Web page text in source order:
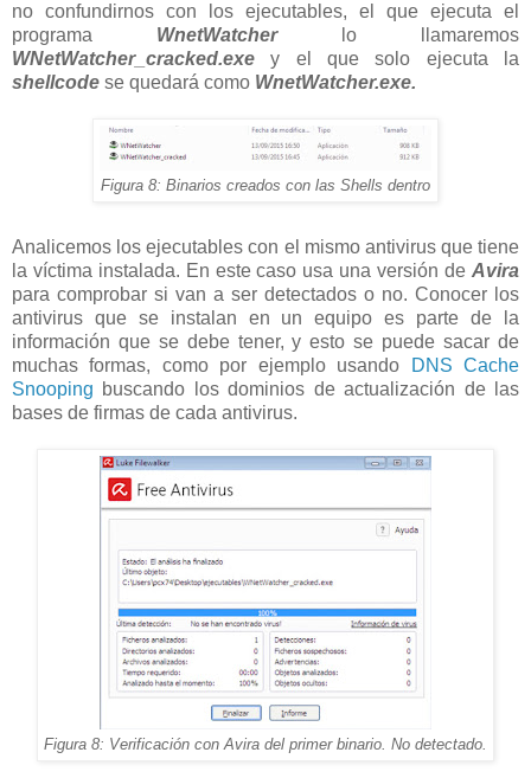
no confundirnos con los ejecutables, el que ejecuta el
programa WnetWatcherlo llamaremos
WNetWatcher_cracked.exe y el que solo ejecuta la
shellcode se quedará como WnetWatcher.exe.
Figura 8: Binarios creados con las Shells dentro
Analicemos los ejecutables con el mismo antivirus que tiene
la víctima instalada. En este caso usa una versión de Avira
para comprobar si van a ser detectados o no. Conocer los
antivirus que se instalan en un equipo es parte de la
información que se debe tener, y esto se puede sacar de
muchas formas, como por ejemplo usando
DNS Cache
Snooping buscando los dominios de actualización de las
bases de firmas de cada antivirus.
Figura 8: Verificación con Avira del primer binario. No detectado.